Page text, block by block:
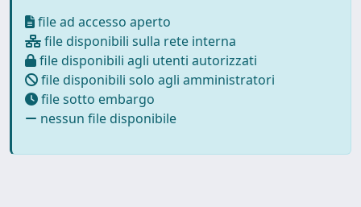
file ad accesso aperto
file disponibili sulla rete interna
file disponibili agli utenti autorizzati
file disponibili solo agli amministratori
file sotto embargo
nessun file disponibile